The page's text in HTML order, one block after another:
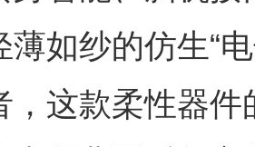
薄如纱的仿生“
，这款柔性器